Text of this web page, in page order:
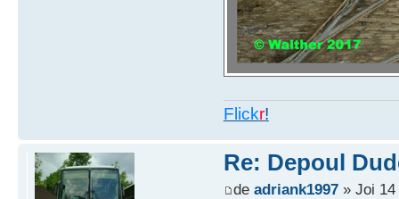
Flickr!
Re: Depoul
de adriank1997» Joi 14